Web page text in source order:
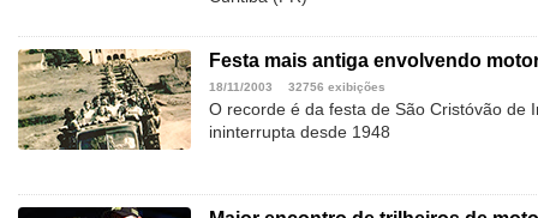
Festa mais antiga envolvendo
18/11/2003 32756 exibições
O recorde é da festa de São Cristóvão de
ininterrupta desde 1948